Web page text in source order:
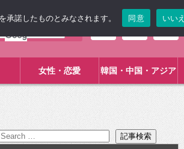
女性・恋愛 韓国・中国・アジア
諾したものとみなされます。 同意 いいえ